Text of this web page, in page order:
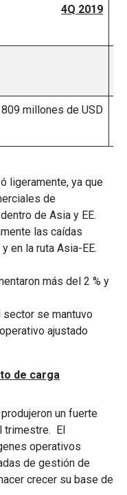
4Q 2019
809 millones de USD
ligeramente, ya que
de
de Asia y EE.
las caídas
en la ruta Asia-EE.
más del 2 % y
sector se mantuvo
ajustado
de carga
un fuerte
trimestre. El
operativos
de gestión de
crecer su base de